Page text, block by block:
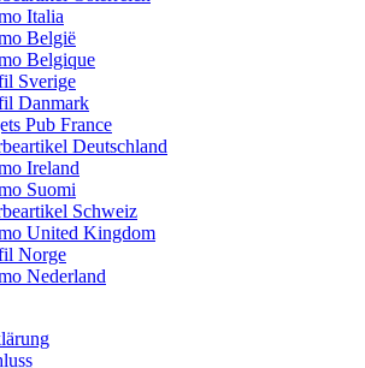
Italia
België
Belgique
Sverige
Danmark
Pub France
Deutschland
Ireland
Suomi
Schweiz
United Kingdom
Norge
Nederland